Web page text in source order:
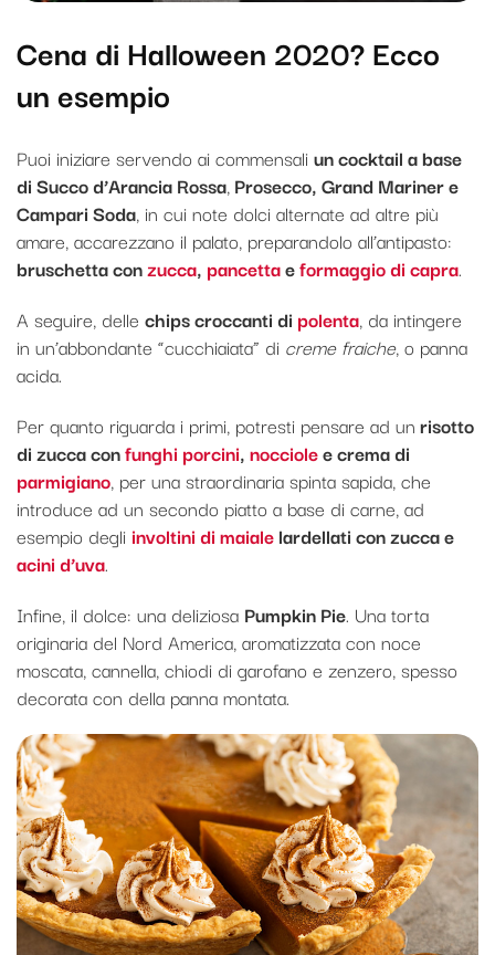
Cena di Halloween 2020? Ecco
un esempio
Puoi iniziare servendo ai commensali un cocktail a base
di Succo d’Arancia Rossa,Prosecco, Grand Mariner e
Campari Soda, in cui note dolci alternate ad altre più
amare, accarezzano il palato, preparandolo all’antipasto:
bruschetta conzucca, pancettaeformaggio di capra.
A seguire, delle chips croccanti di polenta, da intingere
in un’abbondante “cucchiaiata” di creme fraiche, o panna
acida.
Per quanto riguarda i primi, potresti pensare ad unrisotto
di zucca confunghi porcini,nocciolee crema di
parmigiano, per una straordinaria spinta sapida, che
introduce ad un secondo piatto a base di carne, ad
esempio degli involtini di maialelardellati con zucca e
acini d’uva.
Infine, il dolce: una deliziosa Pumpkin Pie. Una torta
originaria del Nord America, aromatizzata con noce
moscata, cannella, chiodi di garofano e zenzero, spesso
decorata con della panna montata.